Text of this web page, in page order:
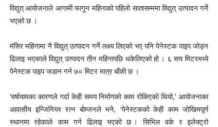
विद्युत् आयोजनाले आगामी फागुन महिनाको पहिलो सातासम्ममा विद्युत् उत्पादन गर्ने
भएको छ ।
मंसिर महिनामा नै विद्युत् उत्पादन गर्ने लक्ष्य लिएको भए पनि पेनेस्टक पाइप जोड्न
ढिलाइ भएकाले विद्युत् उत्पादन तीन महिनापछि धकेलिएको हो । ६ सय मिटरमध्ये
पेनेस्टक पाइप जडान गर्न ७० मिटर मात्र बाँकी छ ।
‘वर्षायामका कारणले गर्दा केही समय निर्माणको काम रोकिएको थियो,’ आयोजनाका
आवासीय इन्जिनियर रत्न बोम्जनले भने, ‘पेनेस्टकको केही काम जोखिमपूर्ण
स्थानमा रहेकाले काम गर्न ढिलाइ भएको छ । सिभिल वर्क र इलेक्ट्रो